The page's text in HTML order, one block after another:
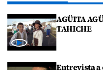
AGÜITA
TAHICHE
Entrevista a